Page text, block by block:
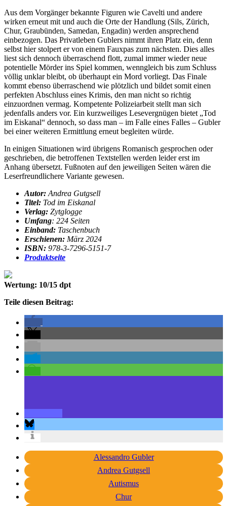
Aus dem Vorgänger bekannte Figuren wie Cavelti und andere
wirken erneut mit und auch die Orte der Handlung (Sils, Zürich,
Chur, Graubünden, Samedan, Engadin) werden ansprechend
einbezogen. Das Privatleben Gublers nimmt ihren Platz ein, denn
selbst hier stolpert er von einem Fauxpas zum nächsten. Dies alles
liest sich dennoch überraschend flott, zumal immer wieder neue
potentielle Mörder ins Spiel kommen, wenngleich bis zum Schluss
völlig unklar bleibt, ob überhaupt ein Mord vorliegt. Das Finale
kommt ebenso überraschend wie plötzlich und bildet somit einen
perfekten Abschluss eines Krimis, den man nicht so richtig
einzuordnen vermag. Kompetente Polizeiarbeit stellt man sich
jedenfalls anders vor. Ein kurzweiliges Lesevergnügen bietet „Tod
im Eiskanal“ dennoch, so dass man – im Falle eines Falles – Gubler
bei einer weiteren Ermittlung erneut begleiten würde.
In einigen Situationen wird übrigens Romanisch gesprochen oder
geschrieben, die betroffenen Textstellen werden leider erst im
Anhang übersetzt. Fußnoten auf den jeweiligen Seiten wären die
Leserfreundlichere Variante gewesen.
Autor: Andrea Gutgsell
Titel: Tod im Eiskanal
Verlag: Zytglogge
Umfang: 224 Seiten
Einband: Taschenbuch
Erschienen: März 2024
ISBN: 978-3-7296-5151-7
Produktseite
Wertung: 10/15 dpt
Teile diesen Beitrag:
Alessandro Gubler
Andrea Gutgsell
Autismus
Chur